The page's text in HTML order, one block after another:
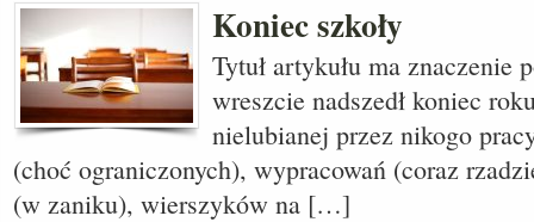
Koniec szkoły
Tytuł artykułu ma znaczenie
wreszcie nadszedł koniec
nielubianej przez nikogo
(choć ograniczonych), wypracowań (coraz
(w zaniku), wierszyków na […]